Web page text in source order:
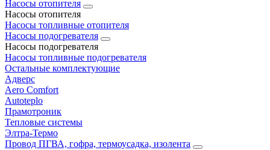
Насосы отопителя
Насосы отопителя
Насосы топливные отопителя
Насосы подогревателя
Насосы подогревателя
Насосы топливные подогревателя
Остальные комплектующие
Адверс
Aero Comfort
Autoteplo
Прамотроник
Тепловые системы
Элтра-Термо
Провод ПГВА, гофра, термоусадка, изолента